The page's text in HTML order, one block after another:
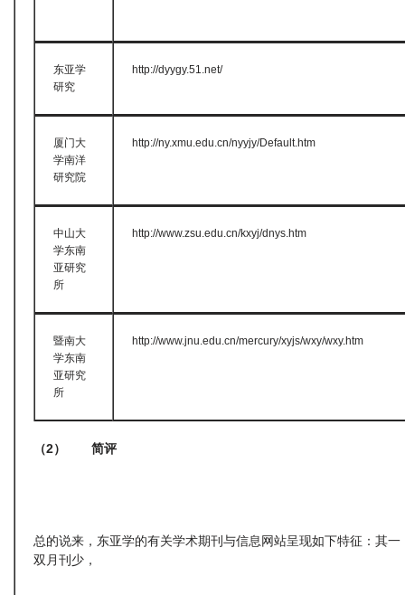
东亚学
研究
http://dyygy.51.net/
厦门大
学南洋
研究院
http://ny.xmu.edu.cn/nyyjy/Default.htm
中山大
学东南
亚研究
所
http://www.zsu.edu.cn/kxyj/dnys.htm
暨南大
学东南
亚研究
所
http://www.jnu.edu.cn/mercury/xyjs/wxy/wxy.htm
（2） 简评
总的说来，东亚学的有关学术期刊与信息网站呈现如下特征：其一
双月刊少，